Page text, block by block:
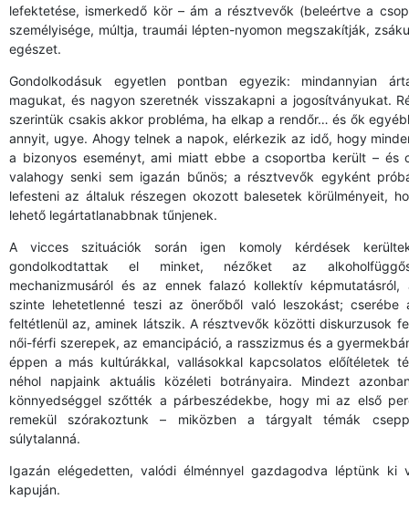
lefektetése, ismerkedő kör – ám a résztvevők (beleértve a
személyisége, múltja, traumái lépten-nyomon megszakítják,
egészet.
Gondolkodásuk egyetlen pontban egyezik: mindannyian
magukat, és nagyon szeretnék visszakapni a jogosítványukat.
szerintük csakis akkor probléma, ha elkap a rendőr… és ők
annyit, ugye. Ahogy telnek a napok, elérkezik az idő, hogy
a bizonyos eseményt, ami miatt ebbe a csoportba került – és
valahogy senki sem igazán bűnös; a résztvevők egyként
lefesteni az általuk részegen okozott balesetek körülményeit,
lehető legártatlanabbnak tűnjenek.
A vicces szituációk során igen komoly kérdések
gondolkodtattak el minket, nézőket az
mechanizmusáról és az ennek falazó kollektív képmutatásról,
szinte lehetetlenné teszi az önerőből való leszokást; cserébe
feltétlenül az, aminek látszik. A résztvevők közötti diskurzusok
női-férfi szerepek, az emancipáció, a rasszizmus és a
éppen a más kultúrákkal, vallásokkal kapcsolatos előítéletek
néhol napjaink aktuális közéleti botrányaira. Mindezt
könnyedséggel szőtték a párbeszédekbe, hogy mi az első
remekül szórakoztunk – miközben a tárgyalt témák
súlytalanná.
Igazán elégedetten, valódi élménnyel gazdagodva léptünk ki
kapuján.